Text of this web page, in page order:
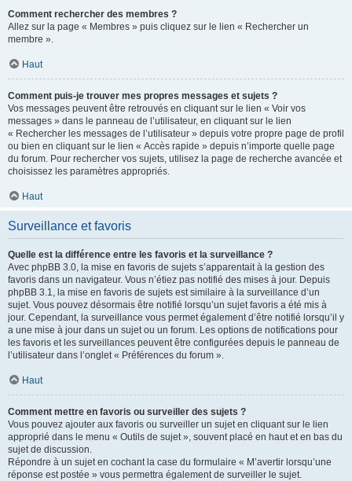
Comment rechercher des membres ?
Allez sur la page « Membres » puis cliquez sur le lien « Rechercher un
membre ».
Haut
Comment puis-je trouver mes propres messages et sujets ?
Vos messages peuvent être retrouvés en cliquant sur le lien « Voir vos
messages » dans le panneau de l’utilisateur, en cliquant sur le lien
« Rechercher les messages de l’utilisateur » depuis votre propre page de profil
ou bien en cliquant sur le lien « Accès rapide » depuis n’importe quelle page
du forum. Pour rechercher vos sujets, utilisez la page de recherche avancée et
choisissez les paramètres appropriés.
Haut
Surveillance et favoris
Quelle est la différence entre les favoris et la surveillance ?
Avec phpBB 3.0, la mise en favoris de sujets s’apparentait à la gestion des
favoris dans un navigateur. Vous n’étiez pas notifié des mises à jour. Depuis
phpBB 3.1, la mise en favoris de sujets est similaire à la surveillance d’un
sujet. Vous pouvez désormais être notifié lorsqu’un sujet favoris a été mis à
jour. Cependant, la surveillance vous permet également d’être notifié lorsqu’il y
a une mise à jour dans un sujet ou un forum. Les options de notifications pour
les favoris et les surveillances peuvent être configurées depuis le panneau de
l’utilisateur dans l’onglet « Préférences du forum ».
Haut
Comment mettre en favoris ou surveiller des sujets ?
Vous pouvez ajouter aux favoris ou surveiller un sujet en cliquant sur le lien
approprié dans le menu « Outils de sujet », souvent placé en haut et en bas du
sujet de discussion.
Répondre à un sujet en cochant la case du formulaire « M’avertir lorsqu’une
réponse est postée » vous permettra également de surveiller le sujet.